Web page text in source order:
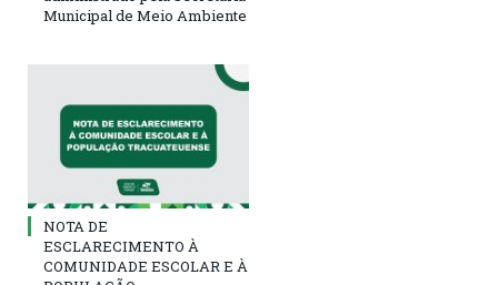
Municipal de Meio Ambiente
NOTA DE
ESCLARECIMENTO À
COMUNIDADE ESCOLAR E À